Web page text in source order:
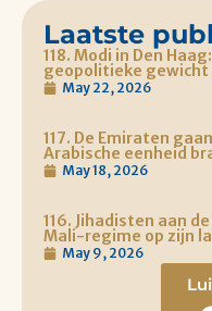
Laatste
118. Modi in Den
geopolitieke gewicht
May 22, 2026
117. De Emiraten
Arabische eenheid
May 18, 2026
116. Jihadisten aan
Mali-regime op zijn
May 9, 2026